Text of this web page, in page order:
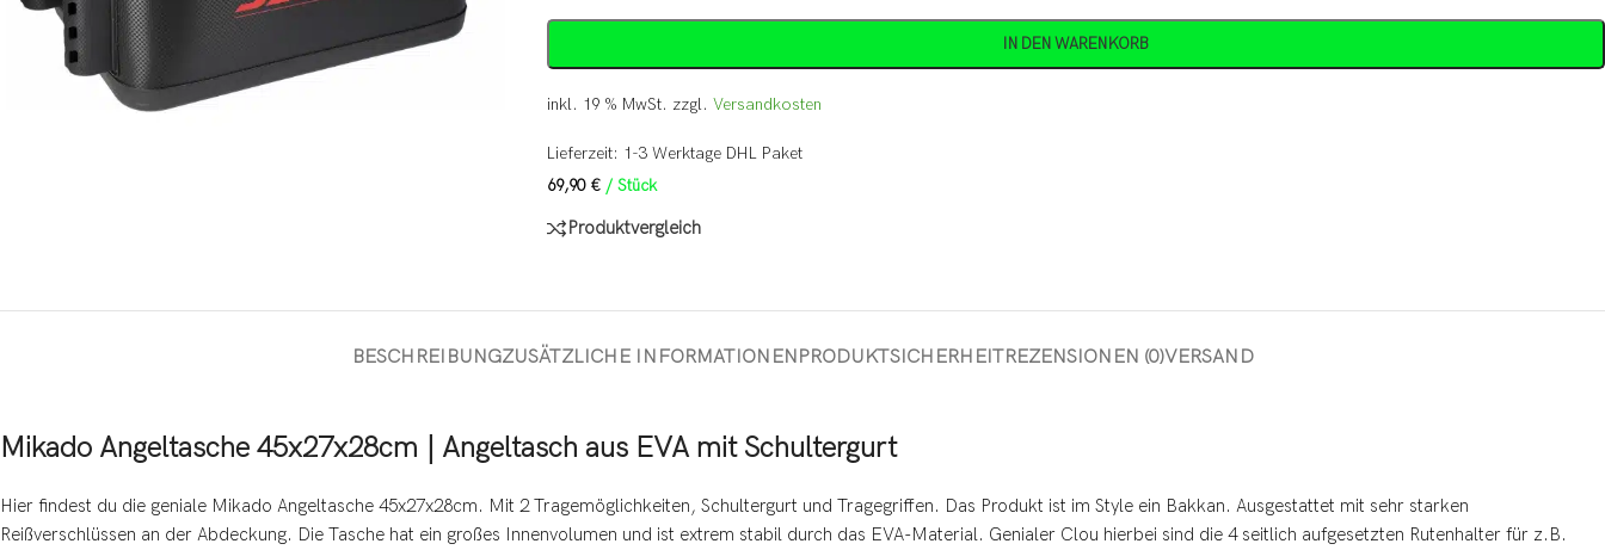
IN DEN WARENKORB
inkl. 19 % MwSt. zzgl. Versandkosten
Lieferzeit: 1-3 Werktage DHL Paket
69,90 € / Stück
Produktvergleich
BESCHREIBUNGZUSÄTZLICHE INFORMATIONENPRODUKTSICHERHEITREZENSIONEN (0)VERSAND
Mikado Angeltasche 45x27x28cm | Angeltasch aus EVA mit Schultergurt
Hier findest du die geniale Mikado Angeltasche 45x27x28cm. Mit 2 Tragemöglichkeiten, Schultergurt und Tragegriffen. Das Produkt ist im Style ein Bakkan. Ausgestattet mit sehr starken
Reißverschlüssen an der Abdeckung. Die Tasche hat ein großes Innenvolumen und ist extrem stabil durch das EVA-Material. Genialer Clou hierbei sind die 4 seitlich aufgesetzten Rutenhalter für z.B.